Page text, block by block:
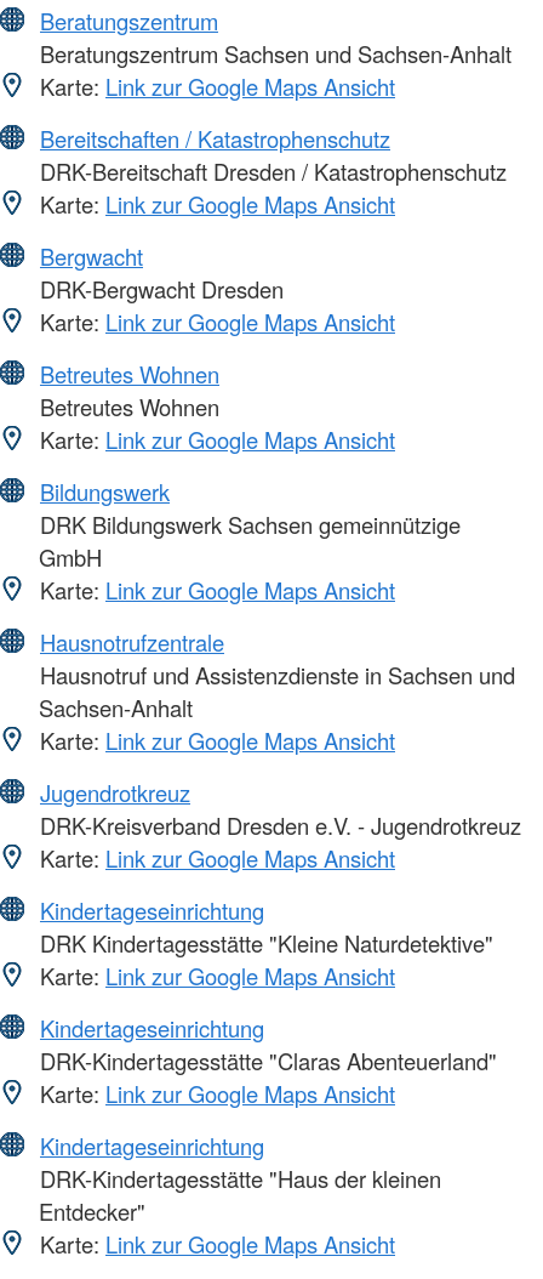
Beratungszentrum
Beratungszentrum Sachsen und Sachsen-Anhalt
Karte: Link zur Google Maps Ansicht
Bereitschaften / Katastrophenschutz
DRK-Bereitschaft Dresden / Katastrophenschutz
Karte: Link zur Google Maps Ansicht
Bergwacht
DRK-Bergwacht Dresden
Karte: Link zur Google Maps Ansicht
Betreutes Wohnen
Betreutes Wohnen
Karte: Link zur Google Maps Ansicht
Bildungswerk
DRK Bildungswerk Sachsen gemeinnützige
GmbH
Karte: Link zur Google Maps Ansicht
Hausnotrufzentrale
Hausnotruf und Assistenzdienste in Sachsen und
Sachsen-Anhalt
Karte: Link zur Google Maps Ansicht
Jugendrotkreuz
DRK-Kreisverband Dresden e.V. - Jugendrotkreuz
Karte: Link zur Google Maps Ansicht
Kindertageseinrichtung
DRK Kindertagesstätte "Kleine Naturdetektive"
Karte: Link zur Google Maps Ansicht
Kindertageseinrichtung
DRK-Kindertagesstätte "Claras Abenteuerland"
Karte: Link zur Google Maps Ansicht
Kindertageseinrichtung
DRK-Kindertagesstätte "Haus der kleinen
Entdecker"
Karte: Link zur Google Maps Ansicht